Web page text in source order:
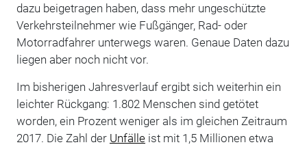
dazu beigetragen haben, dass mehr ungeschützte
Verkehrsteilnehmer wie Fußgänger, Rad- oder
Motorradfahrer unterwegs waren. Genaue Daten dazu
liegen aber noch nicht vor.
Im bisherigen Jahresverlauf ergibt sich weiterhin ein
leichter Rückgang: 1.802 Menschen sind getötet
worden, ein Prozent weniger als im gleichen Zeitraum
2017. Die Zahl der Unfälleist mit 1,5 Millionen etwa